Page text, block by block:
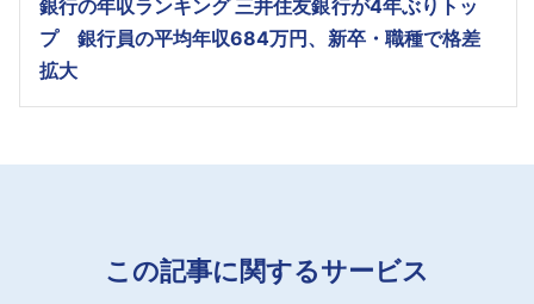
銀行の年収ランキング 三井住友銀行が4年ぶりトッ
プ 銀行員の平均年収684万円、新卒・職種で格差
拡大
この記事に関するサービス